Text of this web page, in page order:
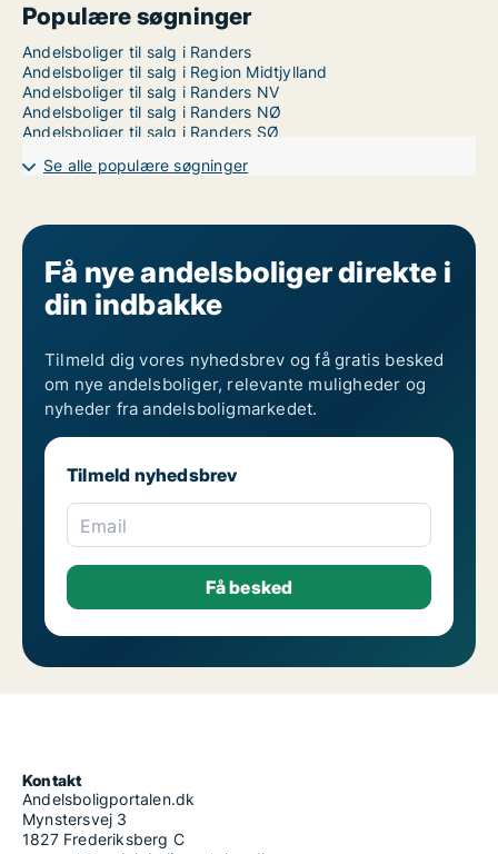
Populære søgninger
Andelsboliger til salg i Randers
Andelsboliger til salg i Region Midtjylland
Andelsboliger til salg i Randers NV
Andelsboliger til salg i Randers NØ
Andelsboliger til salg i Randers SØ
Se alle populære søgninger
Få nye andelsboliger direkte i
din indbakke
Tilmeld dig vores nyhedsbrev og få gratis besked
om nye andelsboliger, relevante muligheder og
nyheder fra andelsboligmarkedet.
Tilmeld nyhedsbrev
Email
Kontakt
Andelsboligportalen.dk
Mynstersvej 3
1827 Frederiksberg C